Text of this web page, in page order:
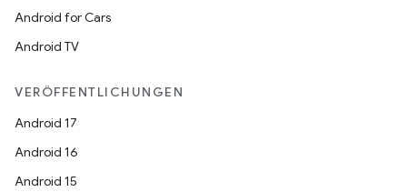
Android for Cars
Android TV
VERÖFFENTLICHUNGEN
Android 17
Android 16
Android 15